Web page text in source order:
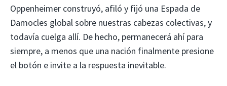
Oppenheimer construyó, afiló y fijó una Espada de
Damocles global sobre nuestras cabezas colectivas, y
todavía cuelga allí. De hecho, permanecerá ahí para
siempre, a menos que una nación finalmente presione
el botón e invite a la respuesta inevitable.